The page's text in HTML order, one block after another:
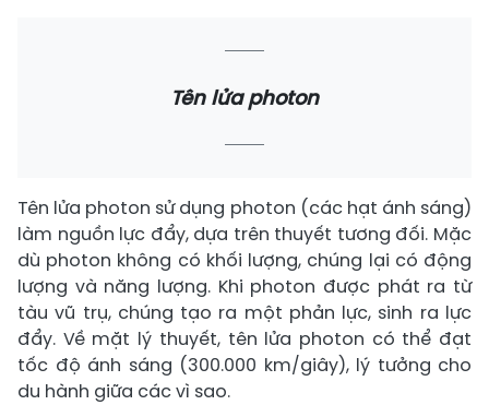
Tên lửa photon
Tên lửa photon sử dụng photon (các hạt ánh sáng)
làm nguồn lực đẩy, dựa trên thuyết tương đối. Mặc
dù photon không có khối lượng, chúng lại có động
lượng và năng lượng. Khi photon được phát ra từ
tàu vũ trụ, chúng tạo ra một phản lực, sinh ra lực
đẩy. Về mặt lý thuyết, tên lửa photon có thể đạt
tốc độ ánh sáng (300.000 km/giây), lý tưởng cho
du hành giữa các vì sao.